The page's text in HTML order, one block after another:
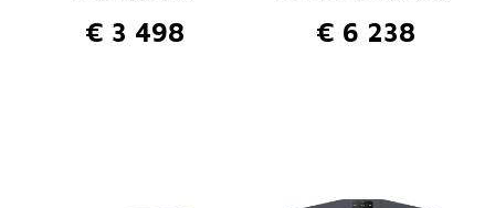
€ 3 498 € 6 238